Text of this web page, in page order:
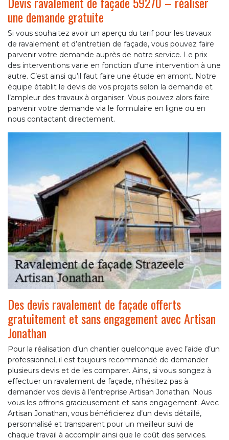
une demande gratuite
Si vous souhaitez avoir un aperçu du tarif pour les travaux
de ravalement et d’entretien de façade, vous pouvez faire
parvenir votre demande auprès de notre service. Le prix
des interventions varie en fonction d’une intervention à une
autre. C’est ainsi qu’il faut faire une étude en amont. Notre
équipe établit le devis de vos projets selon la demande et
l’ampleur des travaux à organiser. Vous pouvez alors faire
parvenir votre demande via le formulaire en ligne ou en
nous contactant directement.
Des devis ravalement de façade offerts
gratuitement et sans engagement avec Artisan
Jonathan
Pour la réalisation d’un chantier quelconque avec l’aide d’un
professionnel, il est toujours recommandé de demander
plusieurs devis et de les comparer. Ainsi, si vous songez à
effectuer un ravalement de façade, n’hésitez pas à
demander vos devis à l’entreprise Artisan Jonathan. Nous
vous les offrons gracieusement et sans engagement. Avec
Artisan Jonathan, vous bénéficierez d’un devis détaillé,
personnalisé et transparent pour un meilleur suivi de
chaque travail à accomplir ainsi que le coût des services.